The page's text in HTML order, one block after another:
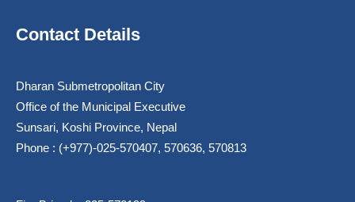
Contact Details
Dharan Submetropolitan City
Office of the Municipal Executive
Sunsari, Koshi Province, Nepal
Phone : (+977)-025-570407, 570636, 570813